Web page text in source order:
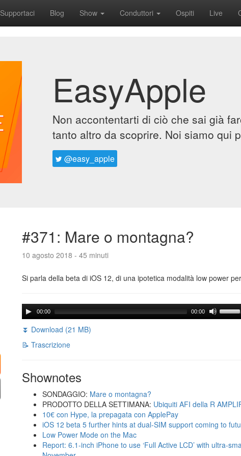
Supportaci Blog Show Conduttori Ospiti Live
EasyApple
Non accontentarti di ciò che sai già
tanto altro da scoprire. Noi siamo qui
@easy_apple
#371: Mare o montagna?
10 agosto 2018 - 45 minuti
Si parla della beta di iOS 12, di una ipotetica modalità low power
00:00 00:00
⏬ Download (21 MB)
📝 Trascrizione
Shownotes
SONDAGGIO: Mare o montagna?
PRODOTTO DELLA SETTIMANA: Ubiquiti AFI della R
10€ con Hype, la prepagata con ApplePay
iOS 12 beta 5 further hints at dual-SIM support coming to
Low Power Mode on the Mac
Report: 6.1-inch iPhone to use ‘Full Active LCD’ with ultra-